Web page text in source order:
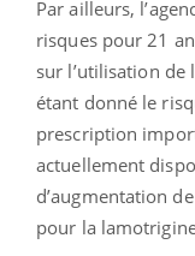
Par ailleurs,
risques pour 21
sur l’utilisation de
étant donné le
prescription
actuellement
d’augmentation
pour la